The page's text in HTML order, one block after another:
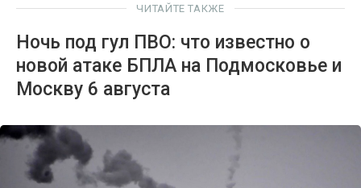
ЧИТАЙТЕ ТАКЖЕ
Ночь под гул ПВО: что известно о
новой атаке БПЛА на Подмосковье и
Москву 6 августа